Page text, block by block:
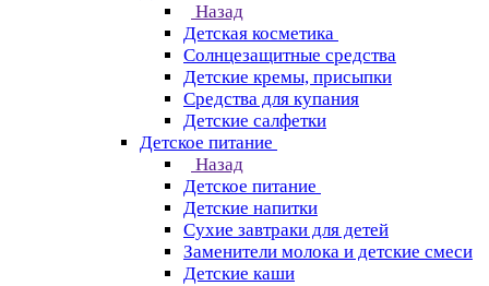
Назад
Детская косметика
Солнцезащитные средства
Детские кремы, присыпки
Средства для купания
Детские салфетки
Детское питание
Назад
Детское питание
Детские напитки
Сухие завтраки для детей
Заменители молока и детские смеси
Детские каши